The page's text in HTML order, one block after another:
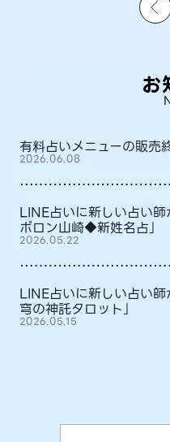
お
有料占いメニューの販売
2026.06.08
LINE占いに新しい占い
ポロン山崎◆新姓名占」
2026.05.22
LINE占いに新しい占い
穹の神託タロット」
2026.05.15